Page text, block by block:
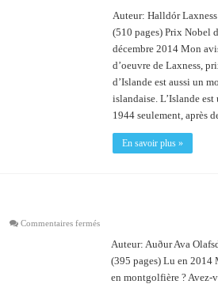
cloche
d’Islande
Auteur: Halldór
(510 pages) Prix Nobel
décembre 2014 Mon
d’oeuvre de Laxness,
d’Islande est aussi un
islandaise. L’Islande
1944 seulement, après
En savoir plus »
Commentaires ferméssur
Auteur: Auður Ava
(395 pages) Lu en
en montgolfière ? Avez-